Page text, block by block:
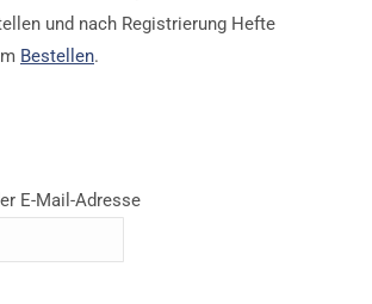
und nach Registrierung Hefte
Bestellen.
E-Mail-Adresse